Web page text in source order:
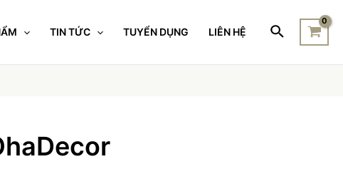
TIN TỨC TUYỂN DỤNG LIÊN HỆ